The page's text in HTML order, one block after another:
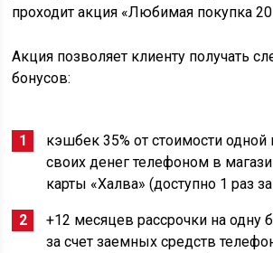
проходит акция «Любимая покупка
Акция позволяет клиенту получать
бонусов:
кэшбек 35% от стоимости одной
своих денег телефоном в
карты «Халва» (доступно 1 раз
+12 месяцев рассрочки на одну
за счет заемных средств